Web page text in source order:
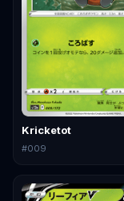
Kricketot
#009